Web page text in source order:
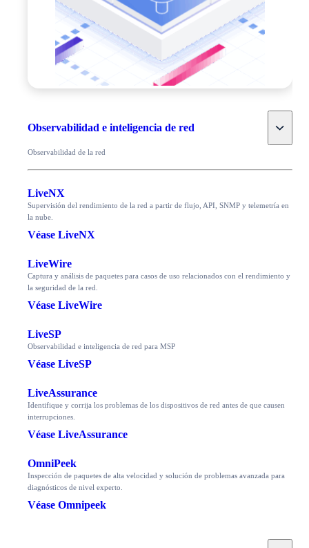
Observabilidad e inteligencia de red Toggle
Observabilidad de la red
LiveNX
Supervisión del rendimiento de la red a partir de flujo, API, SNMP y telemetría en
la nube.
Véase LiveNX
LiveWire
Captura y análisis de paquetes para casos de uso relacionados con el rendimiento y
la seguridad de la red.
Véase LiveWire
LiveSP
Observabilidad e inteligencia de red para MSP
Véase LiveSP
LiveAssurance
Identifique y corrija los problemas de los dispositivos de red antes de que causen
interrupciones.
Véase LiveAssurance
OmniPeek
Inspección de paquetes de alta velocidad y solución de problemas avanzada para
diagnósticos de nivel experto.
Véase Omnipeek